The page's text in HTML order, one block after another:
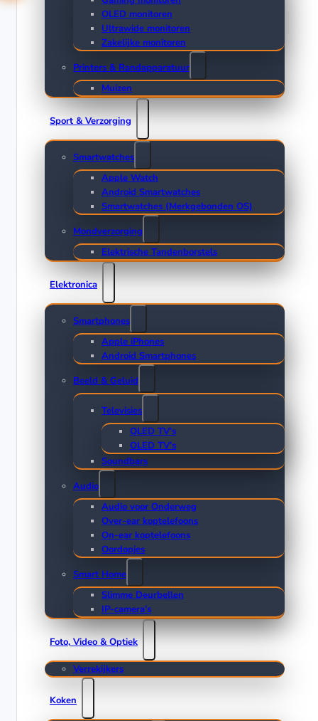
OLED monitoren
Ultrawide monitoren
Zakelijke monitoren
Printers & Randapparatuur
Muizen
Sport & Verzorging
Smartwatches
Apple Watch
Android Smartwatches
Smartwatches (Merkgebonden OS)
Mondverzorging
Elektrische Tandenborstels
Elektronica
Smartphones
Apple iPhones
Android Smartphones
Beeld & Geluid
Televisies
QLED TV’s
OLED TV’s
Soundbars
Audio
Audio voor Onderweg
Over-ear koptelefoons
On-ear koptelefoons
Oordopjes
Smart Home
Slimme Deurbellen
IP-camera’s
Foto, Video & Optiek
Verrekijkers
Koken